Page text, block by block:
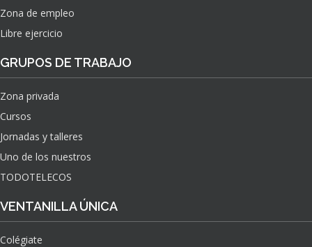
Zona de empleo
Libre ejercicio
GRUPOS DE TRABAJO
Zona privada
Cursos
Jornadas y talleres
Uno de los nuestros
TODOTELECOS
VENTANILLA ÚNICA
Colégiate